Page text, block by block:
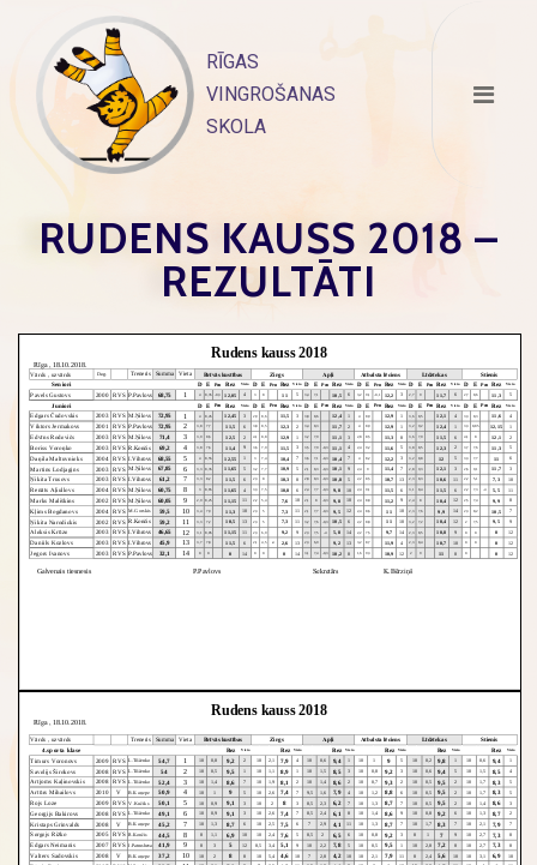
content
RĪGAS
VINGROŠANAS
SKOLA
RUDENS KAUSS 2018 –
REZULTĀTI